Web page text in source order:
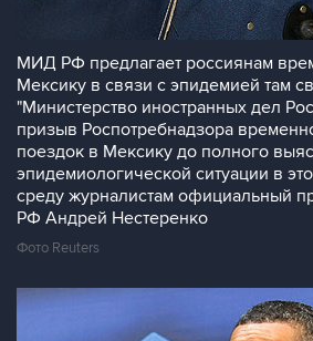
МИД РФ предлагает россиянам
Мексику в связи с эпидемией там
"Министерство иностранных дел
призыв Роспотребнадзора
поездок в Мексику до полного
эпидемиологической ситуации в
среду журналистам официальный
РФ Андрей Нестеренко
Фото Reuters